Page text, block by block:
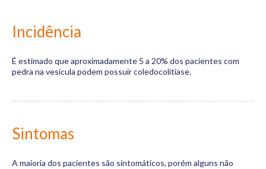
Incidência
É estimado que aproximadamente 5 a 20% dos pacientes com
pedra na vesícula podem possuir coledocolitíase.
Sintomas
A maioria dos pacientes são sintomáticos, porém alguns não